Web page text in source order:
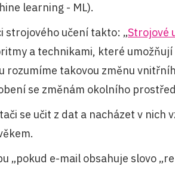
learning - ML).
strojového učení takto: „Strojové
a technikami, které
rozumíme takovou změnu
se změnám okolního
se učit z dat a nacházet v nich
„pokud e-mail obsahuje slovo